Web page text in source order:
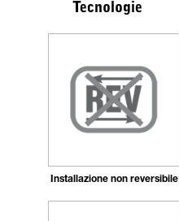
Tecnologie
Installazione non reversibile